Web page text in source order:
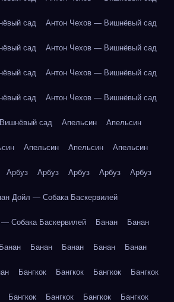
сад Антон Чехов — Вишнёвый сад
сад Антон Чехов — Вишнёвый сад
сад Антон Чехов — Вишнёвый сад
сад Антон Чехов — Вишнёвый сад
сад Апельсин Апельсин
Апельсин Апельсин Апельсин
Арбуз Арбуз Арбуз Арбуз Арбуз
Дойл — Собака Баскервилей
Собака Баскервилей Банан Банан
Банан Банан Банан Банан Банан
Бангкок Бангкок Бангкок Бангкок
Бангкок Бангкок Бангкок Бангкок